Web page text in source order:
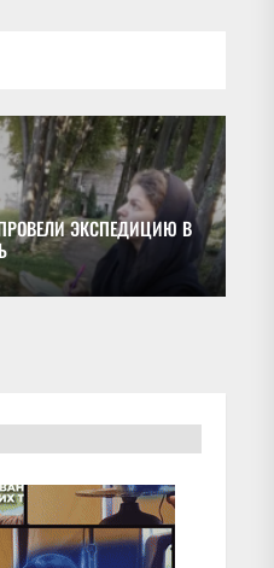
ЭКСПЕДИЦИЮ В